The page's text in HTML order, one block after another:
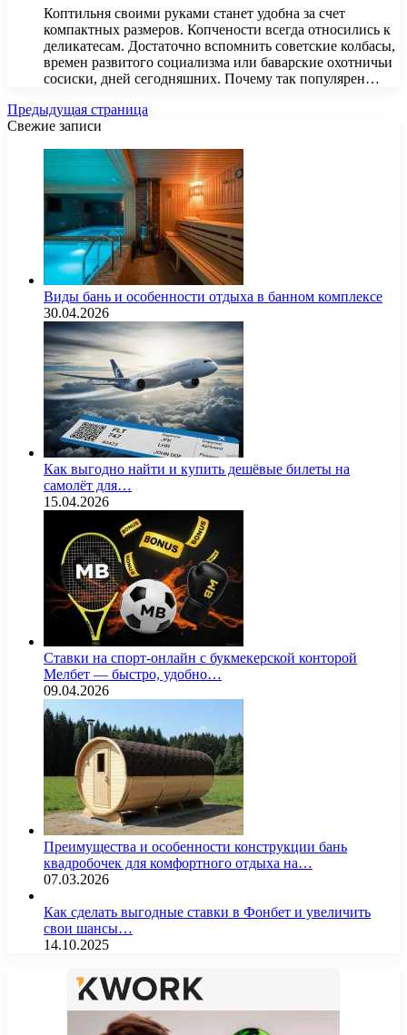
Коптильня своими руками станет удобна за счет
компактных размеров. Копчености всегда относились к
деликатесам. Достаточно вспомнить советские колбасы,
времен развитого социализма или баварские охотничьи
сосиски, дней сегодняшних. Почему так популярен…
Предыдущая страница
Свежие записи
Виды бань и особенности отдыха в банном комплексе
30.04.2026
Как выгодно найти и купить дешёвые билеты на
самолёт для…
15.04.2026
Ставки на спорт-онлайн с букмекерской конторой
Мелбет — быстро, удобно…
09.04.2026
Преимущества и особенности конструкции бань
квадробочек для комфортного отдыха на…
07.03.2026
Как сделать выгодные ставки в Фонбет и увеличить
свои шансы…
14.10.2025